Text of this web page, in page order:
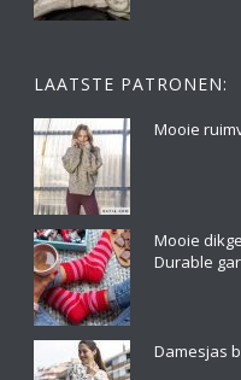
LAATSTE PATRONEN:
Mooie
Mooie
Durable
Damesjas